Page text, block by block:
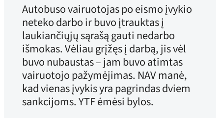
Autobuso vairuotojas po eismo įvykio
neteko darbo ir buvo įtrauktas į
laukiančiųjų sąrašą gauti nedarbo
išmokas. Vėliau grįžęs į darbą, jis vėl
buvo nubaustas – jam buvo atimtas
vairuotojo pažymėjimas. NAV manė,
kad vienas įvykis yra pagrindas dviem
sankcijoms. YTF ėmėsi bylos.